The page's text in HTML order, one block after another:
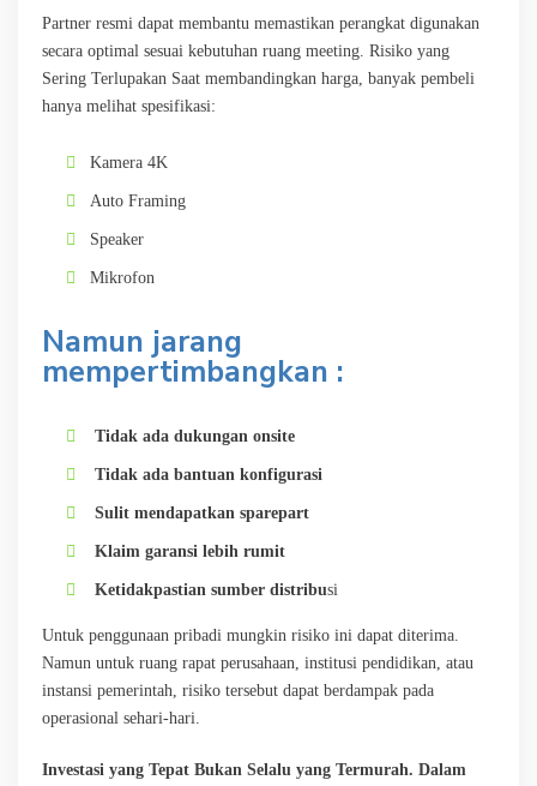
Partner resmi dapat membantu memastikan perangkat digunakan
secara optimal sesuai kebutuhan ruang meeting. Risiko yang
Sering Terlupakan Saat membandingkan harga, banyak pembeli
hanya melihat spesifikasi:
Kamera 4K
Auto Framing
Speaker
Mikrofon
Namun jarang
mempertimbangkan :
Tidak ada dukungan onsite
Tidak ada bantuan konfigurasi
Sulit mendapatkan sparepart
Klaim garansi lebih rumit
Ketidakpastian sumber distribusi
Untuk penggunaan pribadi mungkin risiko ini dapat diterima.
Namun untuk ruang rapat perusahaan, institusi pendidikan, atau
instansi pemerintah, risiko tersebut dapat berdampak pada
operasional sehari-hari.
Investasi yang Tepat Bukan Selalu yang Termurah. Dalam